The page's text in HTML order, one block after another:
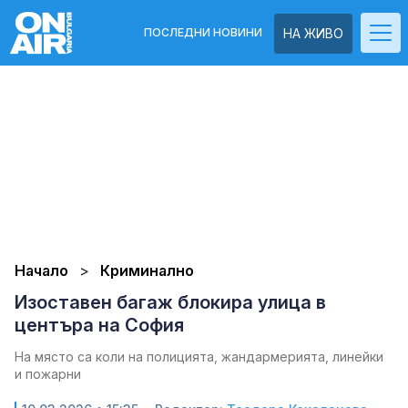
НА ЖИВО
ПОСЛЕДНИ НОВИНИ
Начало Криминално
Изоставен багаж блокира улица в
центъра на София
На място са коли на полицията, жандармерията, линейки
и пожарни